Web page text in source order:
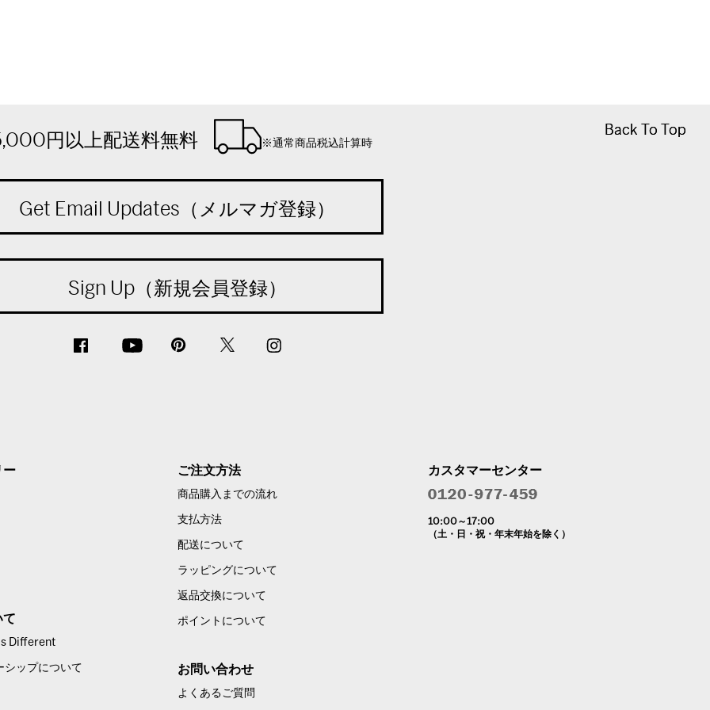
Back To Top
Back To Top
円以上配送料無料 ※通常商品税込計算時
Get Email Updates（メルマガ登録）
Sign Up（新規会員登録）
ー
て
Different
シップについて
ご注文方法
商品購入までの流れ
支払方法
配送について
ラッピングについて
返品交換について
ポイントについて
お問い合わせ
よくあるご質問
カスタマーセンター
10:00～17:00
（土・日・祝・年末年始を除く）